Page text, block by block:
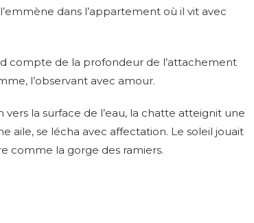
dans l’appartement où il vit avec
compte de la profondeur de l’attachement
l’observant avec amour.
la surface de l’eau, la chatte atteignit une
aile, se lécha avec affectation. Le soleil jouait
comme la gorge des ramiers.